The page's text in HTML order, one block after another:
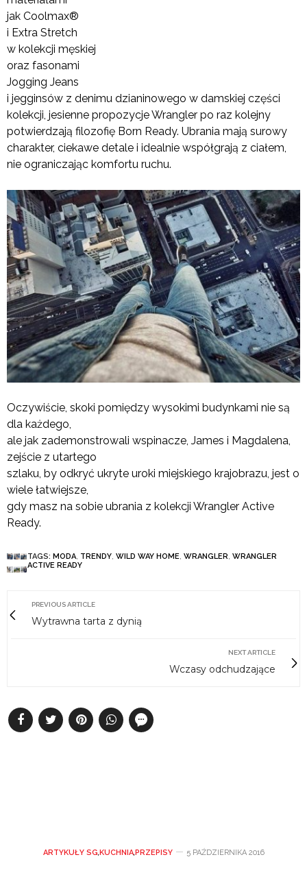
jak Coolmax®
i Extra Stretch
w kolekcji męskiej
oraz fasonami
Jogging Jeans
i jegginsów z denimu dzianinowego w damskiej części
kolekcji, jesienne propozycje Wrangler po raz kolejny
potwierdzają filozofię Born Ready. Ubrania mają surowy
charakter, ciekawe detale i idealnie współgrają z ciałem,
nie ograniczając komfortu ruchu.
Oczywiście, skoki pomiędzy wysokimi budynkami nie są
dla każdego,
ale jak zademonstrowali wspinacze, James i Magdalena,
zejście z utartego
szlaku, by odkryć ukryte uroki miejskiego krajobrazu, jest o
wiele łatwiejsze,
gdy masz na sobie ubrania z kolekcji Wrangler Active
Ready.
TAGS: MODA, TRENDY, WILD WAY HOME, WRANGLER, WRANGLER
ACTIVE READY
PREVIOUS ARTICLE
Wytrawna tarta z dynią
NEXT ARTICLE
Wczasy odchudzające
ARTYKUŁY SG,KUCHNIA,PRZEPISY 5 PAŹDZIERNIKA 2016